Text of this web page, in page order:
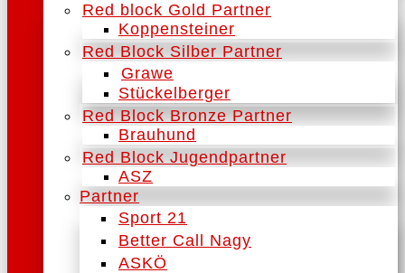
Red block Gold Partner
Koppensteiner
Red Block Silber Partner
Grawe
Stückelberger
Red Block Bronze Partner
Brauhund
Red Block Jugendpartner
ASZ
Partner
Sport 21
Better Call Nagy
ASKÖ